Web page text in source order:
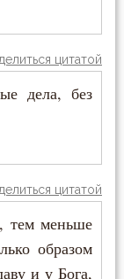
цитатой
дела, без
цитатой
тем меньше
образом
и у Бога,